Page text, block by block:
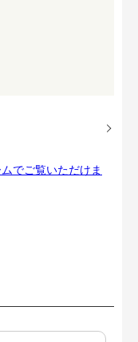
でご覧いただけま